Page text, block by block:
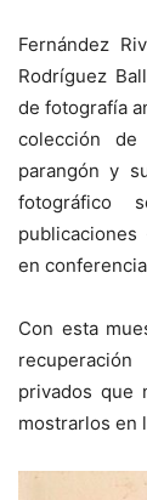
Fernández
Rodríguez
de fotografía
colección
parangón y
fotográfico
en
Con esta
privados que
mostrarlos en